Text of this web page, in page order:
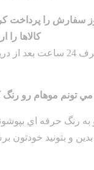
سفارش را پرداخت
کالاها
ما موهاي شما رو ظرف 24
رنگ حرفه اي
و بتونيد خودتون